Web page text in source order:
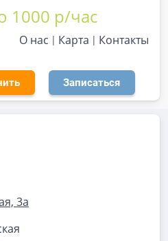
1000 р/час
О нас Карта Контакты
Записаться
3а